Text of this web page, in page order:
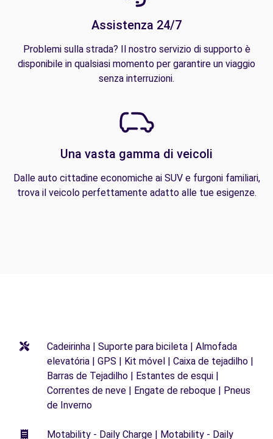
Assistenza 24/7
Problemi sulla strada? Il nostro servizio di supporto è
disponibile in qualsiasi momento per garantire un viaggio
senza interruzioni.
Una vasta gamma di veicoli
Dalle auto cittadine economiche ai SUV e furgoni familiari,
trova il veicolo perfettamente adatto alle tue esigenze.
Cadeirinha | Suporte para bicileta | Almofada
elevatória | GPS | Kit móvel | Caixa de tejadilho |
Barras de Tejadilho | Estantes de esqui |
Correntes de neve | Engate de reboque | Pneus
de Inverno
Motability - Daily Charge | Motability - Daily